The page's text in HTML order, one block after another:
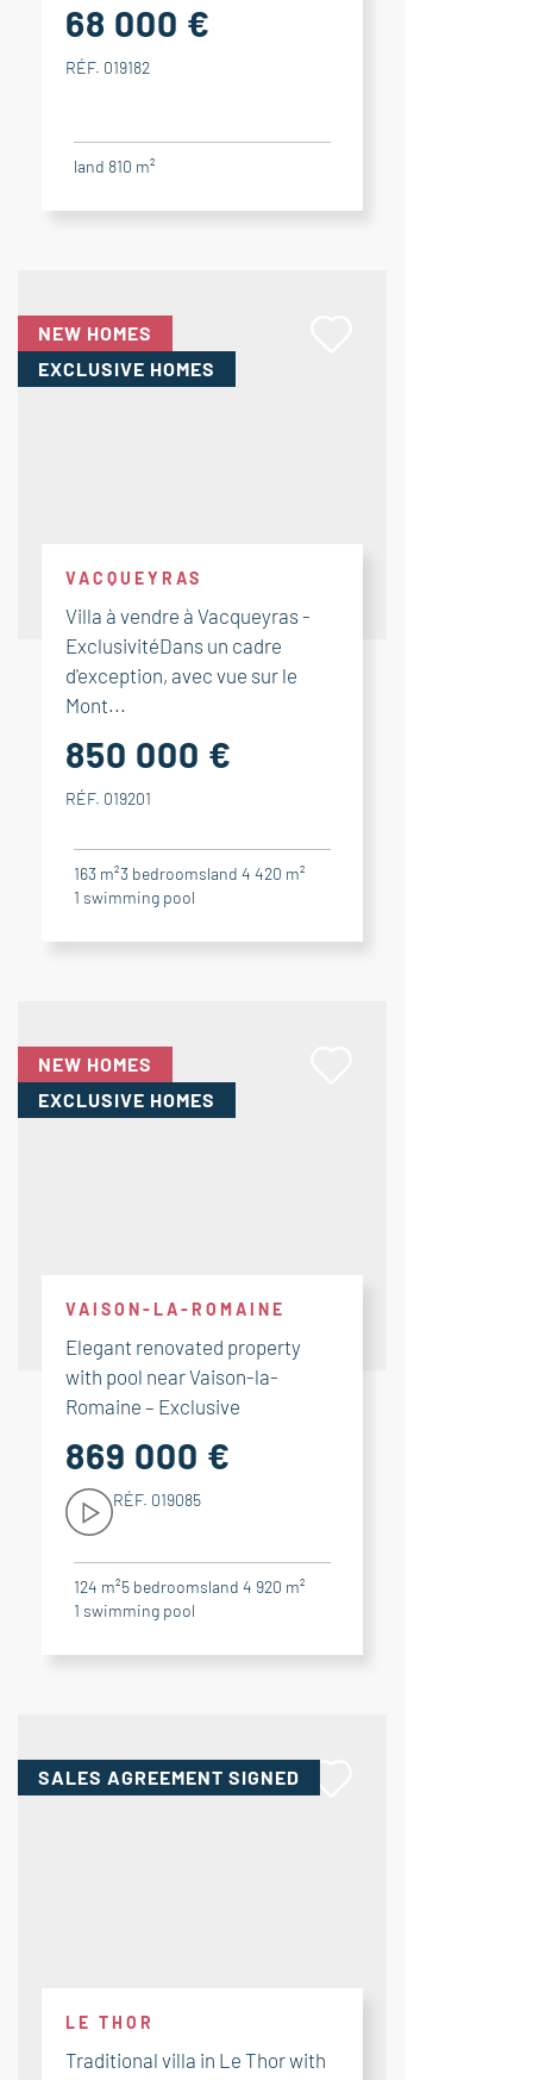
68 000 €
RÉF. 019182
land 810 m²
NEW HOMES
EXCLUSIVE HOMES
VACQUEYRAS
Villa à vendre à Vacqueyras -
ExclusivitéDans un cadre
d'exception, avec vue sur le
Mont...
850 000 €
RÉF. 019201
163 m²3 bedroomsland 4 420 m²
1 swimming pool
NEW HOMES
EXCLUSIVE HOMES
VAISON-LA-ROMAINE
Elegant renovated property
with pool near Vaison-la-
Romaine – Exclusive
869 000 €
RÉF. 019085
124 m²5 bedroomsland 4 920 m²
1 swimming pool
SALES AGREEMENT SIGNED
LE THOR
Traditional villa in Le Thor with